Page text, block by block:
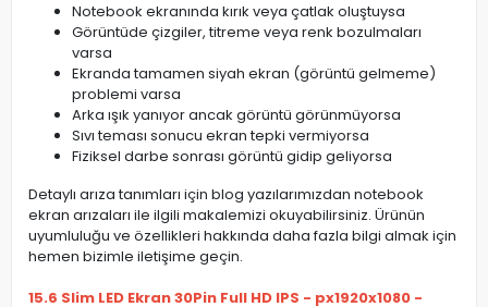
Notebook ekranında kırık veya çatlak oluştuysa
Görüntüde çizgiler, titreme veya renk bozulmaları
varsa
Ekranda tamamen siyah ekran (görüntü gelmeme)
problemi varsa
Arka ışık yanıyor ancak görüntü görünmüyorsa
Sıvı teması sonucu ekran tepki vermiyorsa
Fiziksel darbe sonrası görüntü gidip geliyorsa
Detaylı arıza tanımları için blog yazılarımızdan notebook
ekran arızaları ile ilgili makalemizi okuyabilirsiniz. Ürünün
uyumluluğu ve özellikleri hakkında daha fazla bilgi almak için
hemen bizimle iletişime geçin.
15.6 Slim LED Ekran 30Pin Full HD IPS - px1920x1080 -